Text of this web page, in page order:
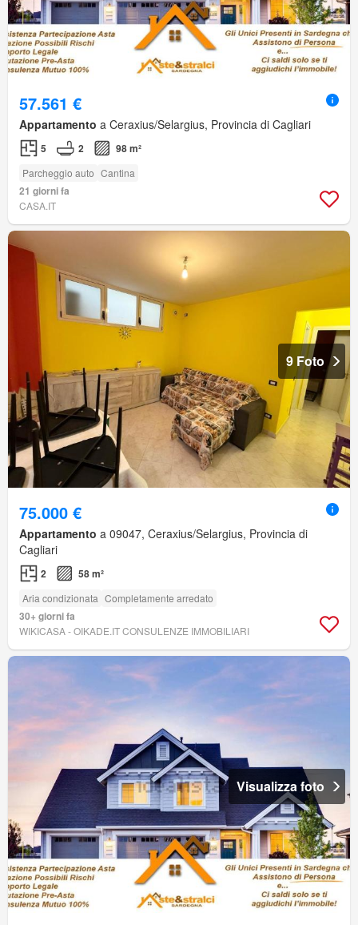
57.561 €
Appartamento a Ceraxius/Selargius, Provincia di Cagliari
5 2 98 m²
Parcheggio auto Cantina
21 giorni fa
CASA.IT
9 Foto
75.000 €
Appartamento a 09047, Ceraxius/Selargius, Provincia di
Cagliari
2 58 m²
Aria condizionata Completamente arredato
30+ giorni fa
WIKICASA - OIKADE.IT CONSULENZE IMMOBILIARI
Visualizza foto